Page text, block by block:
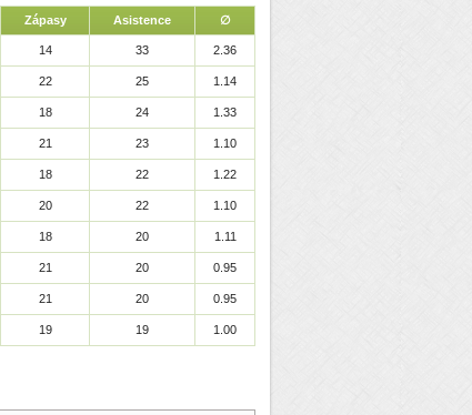
Zápasy Asistence ∅
14 33 2.36
22 25 1.14
18 24 1.33
21 23 1.10
18 22 1.22
20 22 1.10
18 20 1.11
21 20 0.95
21 20 0.95
19 19 1.00